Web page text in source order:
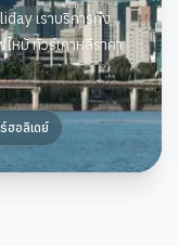
เราบริการทั้ง
หม้ ทัวร์เกาหลีราคา
ฮอลิเดย์